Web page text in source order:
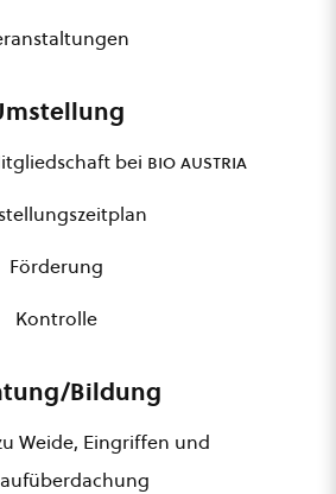
bei bio austria
Förderung
Kontrolle
Bildung
Weide, Eingriffen und